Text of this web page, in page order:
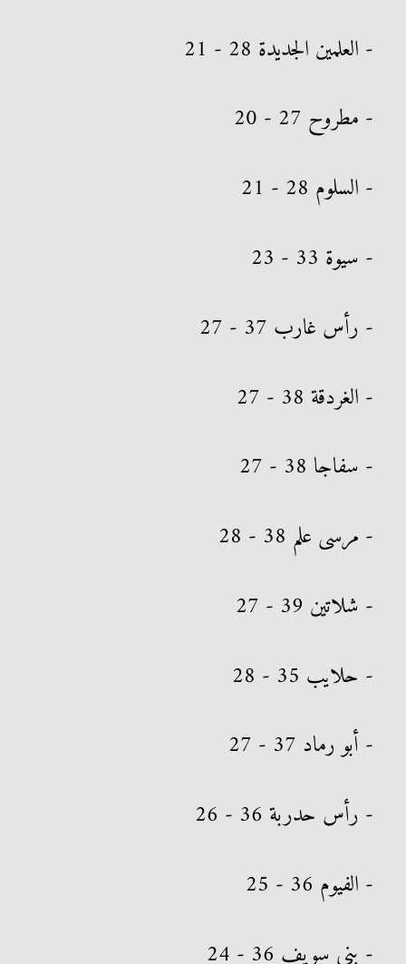
- العلمين الجديدة 28 - 21
- مطروح 27 - 20
- السلوم 28 - 21
- سيوة 33 - 23
- رأس غارب 37 - 27
- الغردقة 38 - 27
- سفاجا 38 - 27
- مرسى علم 38 - 28
- شلاتين 39 - 27
- حلايب 35 - 28
- أبو رماد 37 - 27
- رأس حدربة 36 - 26
- الفيوم 36 - 25
- بني سويف 36 - 24